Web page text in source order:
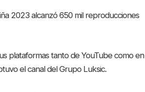
2023 alcanzó 650 mil reproducciones
plataformas tanto de YouTube como en
el canal del Grupo Luksic.